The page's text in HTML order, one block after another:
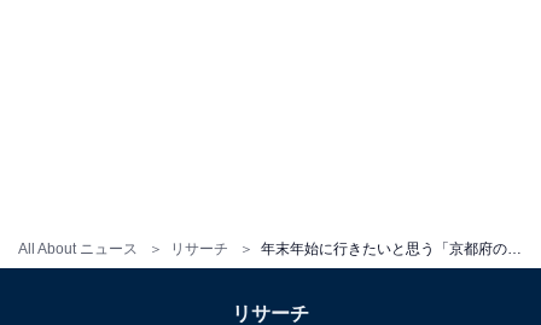
All About ニュース リサーチ
リサーチ